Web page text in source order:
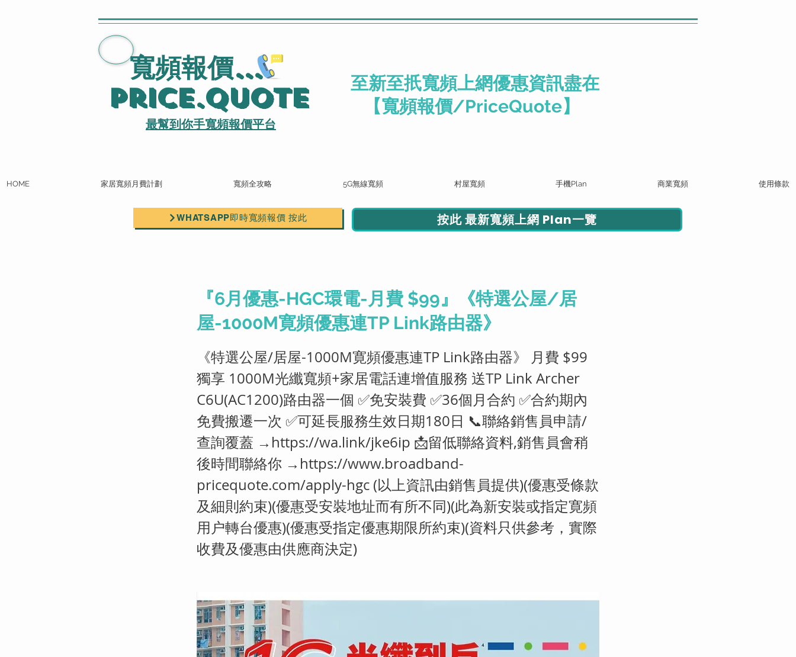
寬頻報價...
Price.Quote
最幫到你手寬頻報價平台
至新至扺寬頻上網優惠資訊盡在
【寬頻報價/PriceQuote】
HOME 家居寬頻月費計劃 寬頻全攻略 5G無線寬頻 村屋寬頻 手機Plan 商業寬頻 使用條款
WHATSAPP即時寬頻報價 按此 按此 最新寬頻上網 Plan一覽
『6月優惠-HGC環電-月費 $99』《特選公屋/居
屋-1000M寛頻優惠連TP Link路由器》
《特選公屋/居屋-1000M寛頻優惠連TP Link路由器》 月費 $99
獨享 1000M光纖寬頻+家居電話連增值服務 送TP Link Archer
C6U(AC1200)路由器一個 ✅免安裝費 ✅36個月合約 ✅合約期內
免費搬遷一次 ✅可延長服務生效日期180日 📞聯絡銷售員申請/
查詢覆蓋 → https://wa.link/jke6ip 📩留低聯絡資料,銷售員會稍
後時間聯絡你 → https://www.broadband-
pricequote.com/apply-hgc (以上資訊由銷售員提供)(優惠受條款
及細則約束)(優惠受安裝地址而有所不同)(此為新安裝或指定寛頻
用户轉台優惠)(優惠受指定優惠期限所約束)(資料只供參考，實際
收費及優惠由供應商決定)